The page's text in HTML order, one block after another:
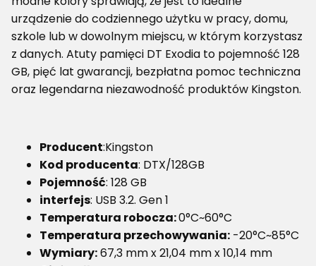
urządzenie do codziennego użytku w pracy, domu,
szkole lub w dowolnym miejscu, w którym korzystasz
z danych. Atuty pamięci DT Exodia to pojemność 128
GB, pięć lat gwarancji, bezpłatna pomoc techniczna
oraz legendarna niezawodność produktów Kingston.
Producent:Kingston
Kod producenta: DTX/128GB
Pojemność: 128 GB
interfejs: USB 3.2. Gen 1
Temperatura robocza:0°C~60°C
Temperatura przechowywania: -20°C~85°C
Wymiary:67,3 mm x 21,04 mm x 10,14 mm